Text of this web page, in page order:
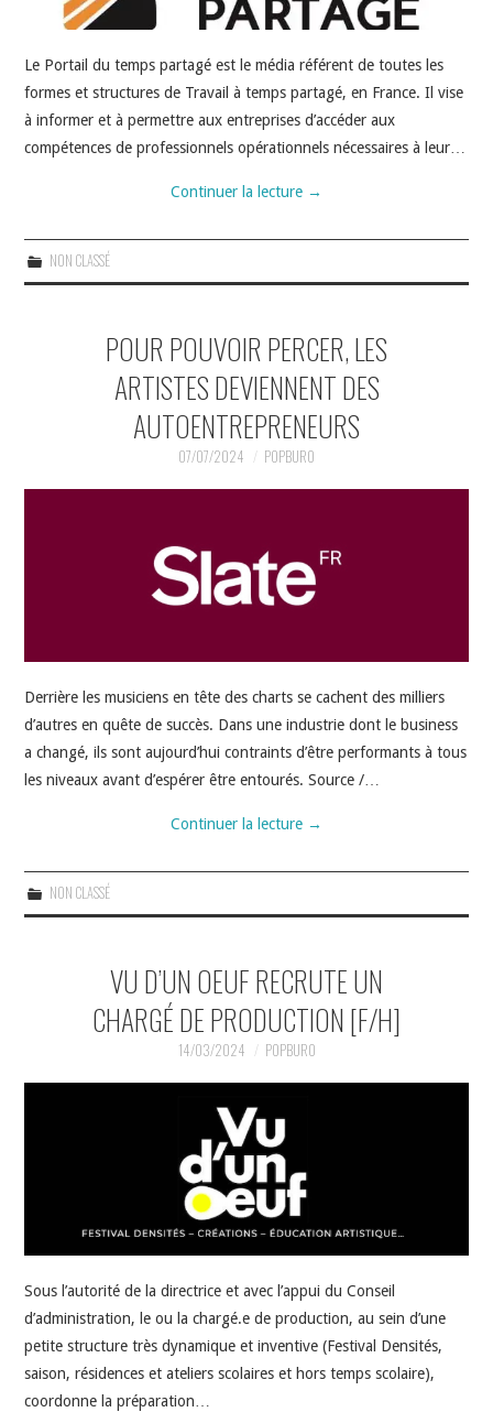
Le Portail du temps partagé est le média référent de toutes les
formes et structures de Travail à temps partagé, en France. Il vise
à informer et à permettre aux entreprises d’accéder aux
compétences de professionnels opérationnels nécessaires à leur…
Continuer la lecture →
NON CLASSÉ
POUR POUVOIR PERCER, LES
ARTISTES DEVIENNENT DES
AUTOENTREPRENEURS
07/07/2024 POPBURO
Derrière les musiciens en tête des charts se cachent des milliers
d’autres en quête de succès. Dans une industrie dont le business
a changé, ils sont aujourd’hui contraints d’être performants à tous
les niveaux avant d’espérer être entourés. Source /…
Continuer la lecture →
NON CLASSÉ
VU D’UN OEUF RECRUTE UN
CHARGÉ DE PRODUCTION [F/H]
14/03/2024 POPBURO
Sous l’autorité de la directrice et avec l’appui du Conseil
d’administration, le ou la chargé.e de production, au sein d’une
petite structure très dynamique et inventive (Festival Densités,
saison, résidences et ateliers scolaires et hors temps scolaire),
coordonne la préparation…